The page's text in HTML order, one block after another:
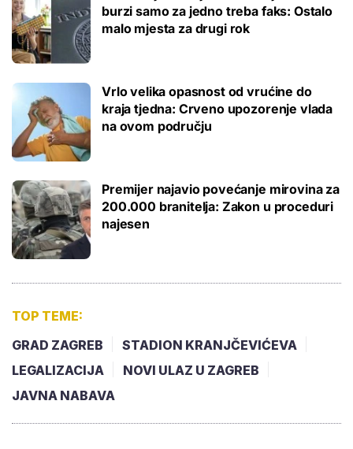
burzi samo za jedno treba faks: Ostalo
malo mjesta za drugi rok
Vrlo velika opasnost od vrućine do
kraja tjedna: Crveno upozorenje vlada
na ovom području
Premijer najavio povećanje mirovina za
200.000 branitelja: Zakon u proceduri
najesen
TOP TEME:
GRAD ZAGREB
STADION KRANJČEVIĆEVA
LEGALIZACIJA
NOVI ULAZ U ZAGREB
JAVNA NABAVA